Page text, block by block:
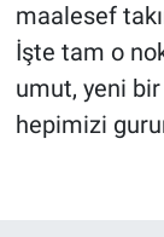
maalesef
İşte tam o
umut, yeni
hepimizi